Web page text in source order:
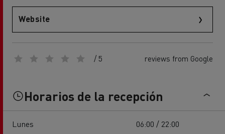
Website
/ 5 reviews from Google
Horarios de la recepción
Lunes
06:00 / 22:00